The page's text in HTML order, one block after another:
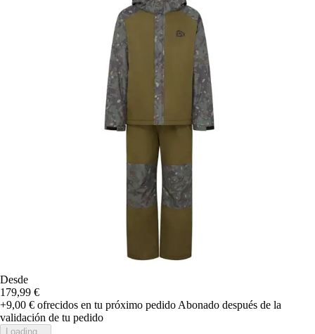
Desde
179,99 €
+9,00 € ofrecidos en tu próximo pedido Abonado después de la
validación de tu pedido
Loading...